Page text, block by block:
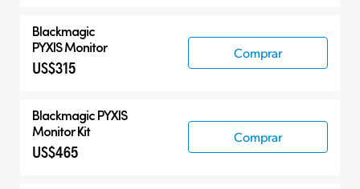
Blackmagic
PYXIS Monitor
US$315
Comprar
Blackmagic PYXIS
Monitor Kit
US$465
Comprar